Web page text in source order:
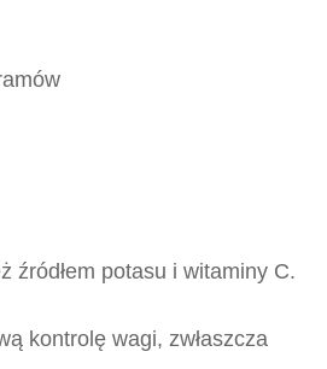
źródłem potasu i witaminy C.
kontrolę wagi, zwłaszcza